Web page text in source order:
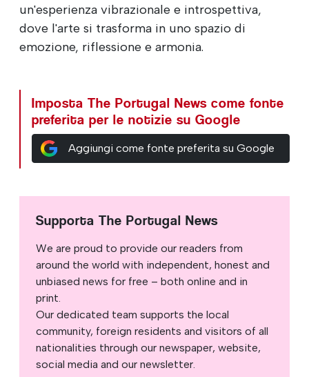
un'esperienza vibrazionale e introspettiva,
dove l'arte si trasforma in uno spazio di
emozione, riflessione e armonia.
Imposta The Portugal News come fonte
preferita per le notizie su Google
Aggiungi come fonte preferita su Google
Supporta The Portugal News
We are proud to provide our readers from
around the world with independent, honest and
unbiased news for free – both online and in
print.
Our dedicated team supports the local
community, foreign residents and visitors of all
nationalities through our newspaper, website,
social media and our newsletter.